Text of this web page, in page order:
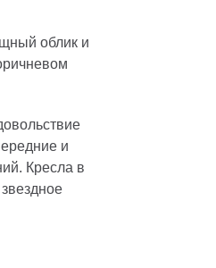
облик и
и
Кресла в